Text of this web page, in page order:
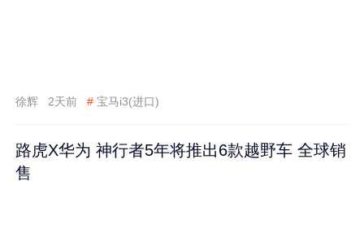
徐辉 2天前 # 宝马i3(进口)
路虎X华为 神行者5年将推出6款越野车 全球销
售